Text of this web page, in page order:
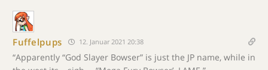
Fuffelpups 12. Januar 2021 20:38
“Apparently “God Slayer Bowser” is just the JP name, while in